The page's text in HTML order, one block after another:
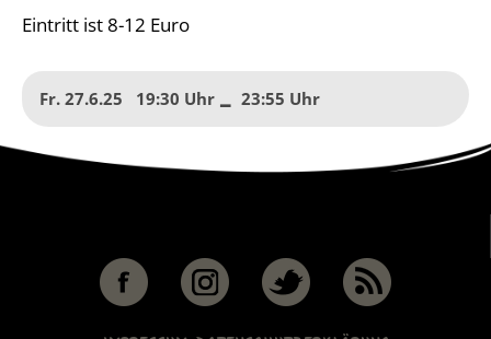
Eintritt ist 8-12 Euro
Fr. 27.6.25 19:30 23:55